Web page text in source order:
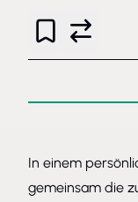
In einem
gemeinsam die